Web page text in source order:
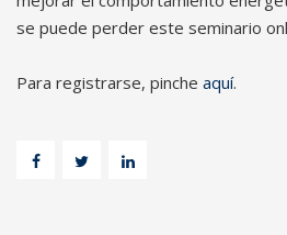
se puede perder este seminario
Para registrarse, pinche aquí.